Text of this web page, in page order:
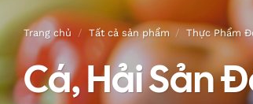
Trang chủ / Tất cả sản phẩm / Thực Phẩm
Cá, Hải Sản